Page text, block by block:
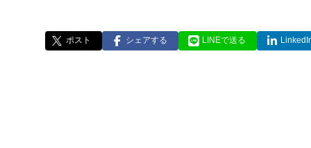
ポスト シェアする LINEで送る